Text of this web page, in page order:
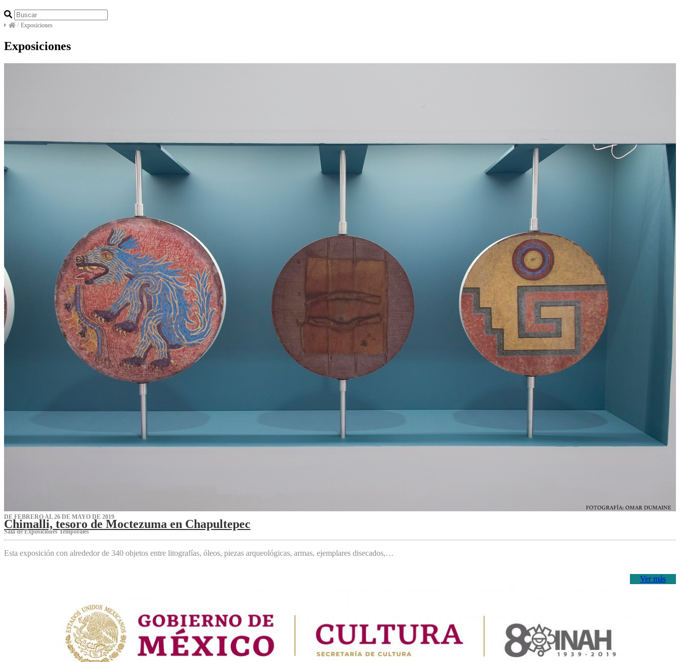
/ Exposiciones
Exposiciones
DE FEBRERO AL 26 DE MAYO DE 2019
Chimalli, tesoro de Moctezuma en Chapultepec
Sala de Exposiciones Temporales
Esta exposición con alrededor de 340 objetos entre litografías, óleos, piezas arqueológicas, armas, ejemplares disecados,…
Ver más